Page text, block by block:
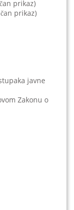
prikaz)
prikaz)
javne
Zakonu o